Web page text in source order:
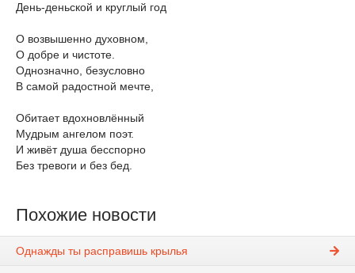
День-деньской и круглый год
О возвышенно духовном,
О добре и чистоте.
Однозначно, безусловно
В самой радостной мечте,
Обитает вдохновлённый
Мудрым ангелом поэт.
И живёт душа бесспорно
Без тревоги и без бед.
Похожие новости
Однажды ты расправишь крылья